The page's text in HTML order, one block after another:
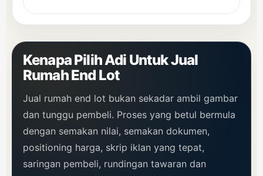
Kenapa Pilih Adi Untuk Jual
Rumah End Lot
Jual rumah end lot bukan sekadar ambil gambar
dan tunggu pembeli. Proses yang betul bermula
dengan semakan nilai, semakan dokumen,
positioning harga, skrip iklan yang tepat,
saringan pembeli, rundingan tawaran dan